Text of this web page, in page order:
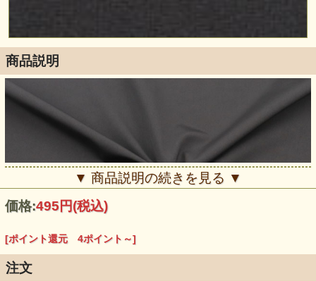
商品説明
▼ 商品説明の続きを見る ▼
価格:495円(税込)
[ポイント還元 4ポイント～]
注文